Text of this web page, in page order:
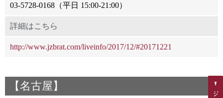
03-5728-0168（平日 15:00-21:00）
詳細はこちら
http://www.jzbrat.com/liveinfo/2017/12/#20171221
【名古屋】